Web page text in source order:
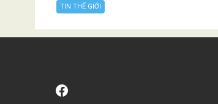
TIN THẾ GIỚI
Facebook